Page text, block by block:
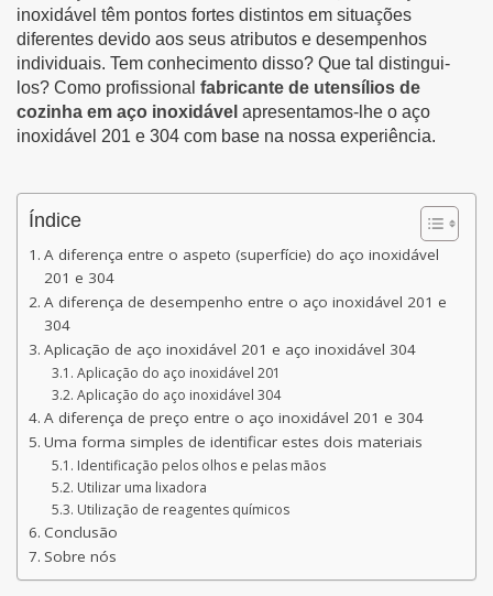
inoxidável têm pontos fortes distintos em situações
diferentes devido aos seus atributos e desempenhos
individuais. Tem conhecimento disso? Que tal distingui-
los? Como profissional fabricante de utensílios de
cozinha em aço inoxidável apresentamos-lhe o aço
inoxidável 201 e 304 com base na nossa experiência.
Índice
A diferença entre o aspeto (superfície) do aço inoxidável
201 e 304
A diferença de desempenho entre o aço inoxidável 201 e
304
Aplicação de aço inoxidável 201 e aço inoxidável 304
Aplicação do aço inoxidável 201
Aplicação do aço inoxidável 304
A diferença de preço entre o aço inoxidável 201 e 304
Uma forma simples de identificar estes dois materiais
Identificação pelos olhos e pelas mãos
Utilizar uma lixadora
Utilização de reagentes químicos
Conclusão
Sobre nós